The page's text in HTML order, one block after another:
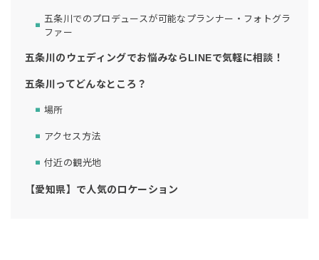
五条川でのプロデュースが可能なプランナー・フォトグラ
ファー
五条川のウェディングでお悩みならLINEで気軽に相談！
五条川ってどんなところ？
場所
アクセス方法
付近の観光地
【愛知県】で人気のロケーション